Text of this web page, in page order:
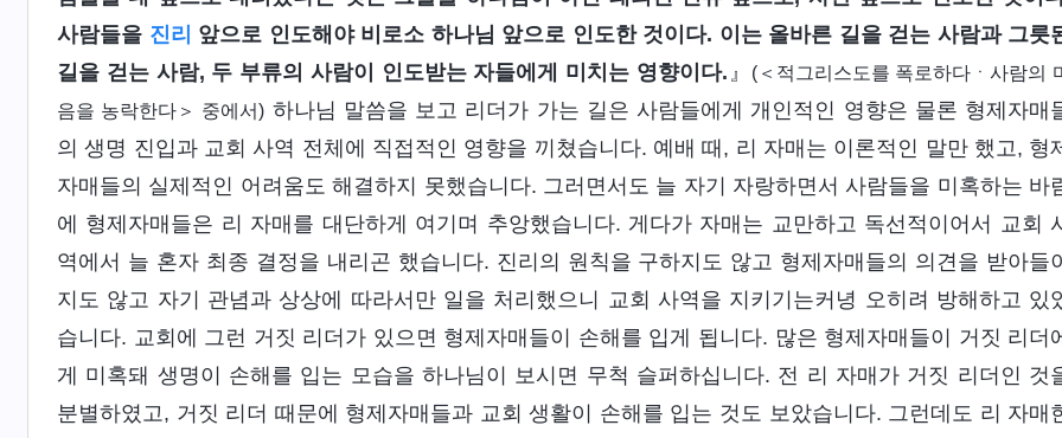
사람들을 진리 앞으로 인도해야 비로소 하나님 앞으로 인도한 것이다. 이는 올바른 길을 걷는 사람과 그릇
길을 걷는 사람, 두 부류의 사람이 인도받는 자들에게 미치는 영향이다. 』
(＜적그리스도를 폭로하다ㆍ사람의
음을 농락한다＞ 중에서) 하나님 말씀을 보고 리더가 가는 길은 사람들에게 개인적인 영향은 물론 형제자매
의 생명 진입과 교회 사역 전체에 직접적인 영향을 끼쳤습니다. 예배 때, 리 자매는 이론적인 말만 했고, 형제
자매들의 실제적인 어려움도 해결하지 못했습니다. 그러면서도 늘 자기 자랑하면서 사람들을 미혹하는 바
에 형제자매들은 리 자매를 대단하게 여기며 추앙했습니다. 게다가 자매는 교만하고 독선적이어서 교회
역에서 늘 혼자 최종 결정을 내리곤 했습니다. 진리의 원칙을 구하지도 않고 형제자매들의 의견을 받아들이
지도 않고 자기 관념과 상상에 따라서만 일을 처리했으니 교회 사역을 지키기는커녕 오히려 방해하고 있
습니다. 교회에 그런 거짓 리더가 있으면 형제자매들이 손해를 입게 됩니다. 많은 형제자매들이 거짓 리더에
게 미혹돼 생명이 손해를 입는 모습을 하나님이 보시면 무척 슬퍼하십니다. 전 리 자매가 거짓 리더인 것
분별하였고, 거짓 리더 때문에 형제자매들과 교회 생활이 손해를 입는 것도 보았습니다. 그런데도 리 자매